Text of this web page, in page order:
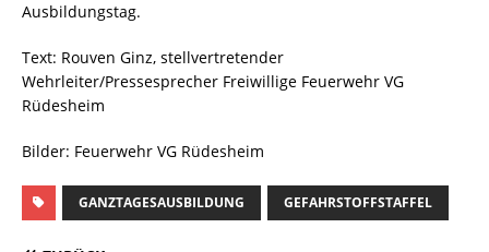
Ausbildungstag.
Text: Rouven Ginz, stellvertretender
Wehrleiter/Pressesprecher Freiwillige Feuerwehr VG
Rüdesheim
Bilder: Feuerwehr VG Rüdesheim
GANZTAGESAUSBILDUNG GEFAHRSTOFFSTAFFEL